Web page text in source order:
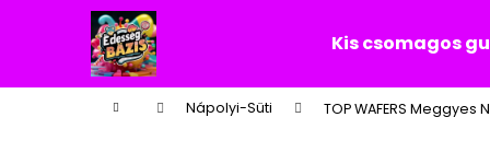
tartalomhoz
Kis csomagos
KezdőlapNápolyi-Süti TOP WAFERS Meggyes
á
Vissza
a boltba
Vissza
a boltba